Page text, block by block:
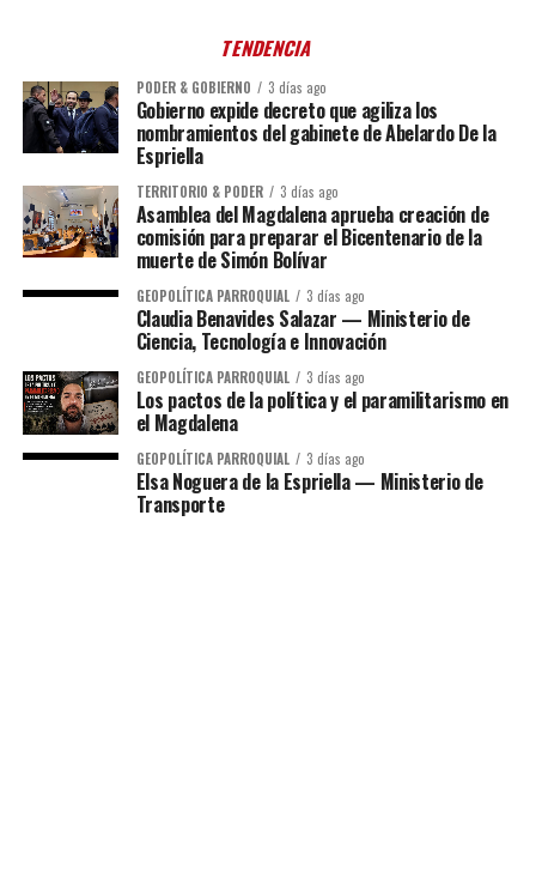
TENDENCIA
PODER & GOBIERNO 3 días ago
Gobierno expide decreto que agiliza los
nombramientos del gabinete de Abelardo De la
Espriella
TERRITORIO & PODER 3 días ago
Asamblea del Magdalena aprueba creación de
comisión para preparar el Bicentenario de la
muerte de Simón Bolívar
GEOPOLÍTICA PARROQUIAL 3 días ago
Claudia Benavides Salazar — Ministerio de
Ciencia, Tecnología e Innovación
GEOPOLÍTICA PARROQUIAL 3 días ago
Los pactos de la política y el paramilitarismo en
el Magdalena
GEOPOLÍTICA PARROQUIAL 3 días ago
Elsa Noguera de la Espriella — Ministerio de
Transporte